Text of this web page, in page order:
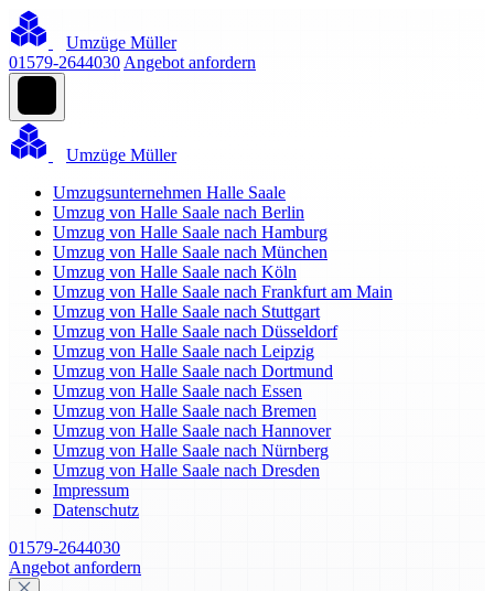
Umzüge Müller
01579-2644030 Angebot anfordern
Umzüge Müller
Umzugsunternehmen Halle Saale
Umzug von Halle Saale nach Berlin
Umzug von Halle Saale nach Hamburg
Umzug von Halle Saale nach München
Umzug von Halle Saale nach Köln
Umzug von Halle Saale nach Frankfurt am Main
Umzug von Halle Saale nach Stuttgart
Umzug von Halle Saale nach Düsseldorf
Umzug von Halle Saale nach Leipzig
Umzug von Halle Saale nach Dortmund
Umzug von Halle Saale nach Essen
Umzug von Halle Saale nach Bremen
Umzug von Halle Saale nach Hannover
Umzug von Halle Saale nach Nürnberg
Umzug von Halle Saale nach Dresden
Impressum
Datenschutz
01579-2644030
Angebot anfordern